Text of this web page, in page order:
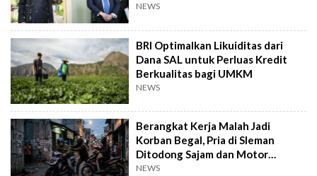
NEWS
BRI Optimalkan Likuiditas dari
Dana SAL untuk Perluas Kredit
Berkualitas bagi UMKM
NEWS
Berangkat Kerja Malah Jadi
Korban Begal, Pria di Sleman
Ditodong Sajam dan Motor
Digasak
NEWS